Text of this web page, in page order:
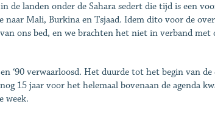
de landen onder de Sahara sedert die tijd is een
Mali, Burkina en Tsjaad. Idem dito voor de
ons bed, en we brachten het niet in verband met
‘90 verwaarloosd. Het duurde tot het begin van de
15 jaar voor het helemaal bovenaan de agenda
week.